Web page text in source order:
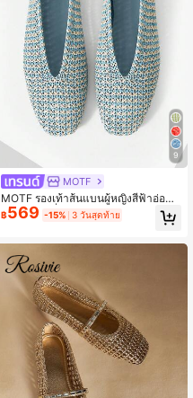
9
MOTF
MOTF รองเท้าส้นแบนผู้หญิงสีฟ้าอ่อน เ
จาะรู หัวเหลี่ยม สำหรับฤดูใบไม้ผลิ
฿569 -15% 3 วันสุดท้าย